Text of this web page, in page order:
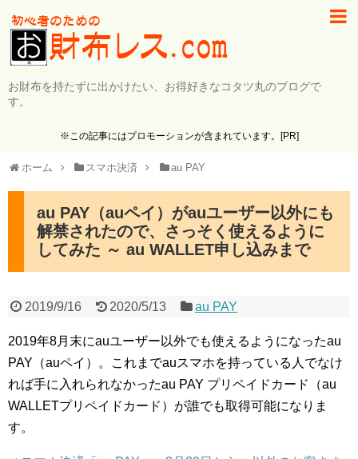
お財布を持たずに出かけたい、お得好きなコタツ丸のブログで
す。
※この記事にはプロモーションが含まれています。[PR]
ホーム スマホ決済 au PAY
au PAY（auペイ）がauユーザー以外にも
解禁されたので、さっそく使えるように
してみた ～ au WALLET申し込みまで
2019/9/16 2020/5/13 au PAY
2019年8月末にauユーザー以外でも使えるようになったau
PAY（auペイ）。これまでauスマホを持っている人でなけ
れば手に入れられなかったau PAY プリペイドカード（au
WALLETプリペイドカード）が誰でも取得可能になりま
す。